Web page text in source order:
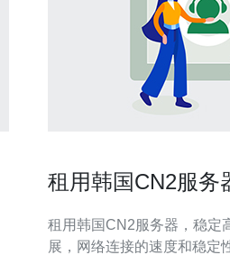
租用韩国CN2服务
租用韩国CN2服务器，稳定高速网络连
展，网络连接的速度和稳定